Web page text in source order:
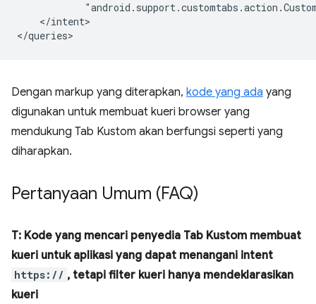
</intent>
Dengan markup yang diterapkan, kode yang ada yang
digunakan untuk membuat kueri browser yang
mendukung Tab Kustom akan berfungsi seperti yang
diharapkan.
Pertanyaan Umum (FAQ)
T: Kode yang mencari penyedia Tab Kustom membuat
kueri untuk aplikasi yang dapat menangani intent
https:// , tetapi filter kueri hanya mendeklarasikan
kueri